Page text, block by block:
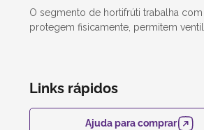
O segmento de hortifrúti trabalha
protegem fisicamente, permitem
Links rápidos
Ajuda para comprar